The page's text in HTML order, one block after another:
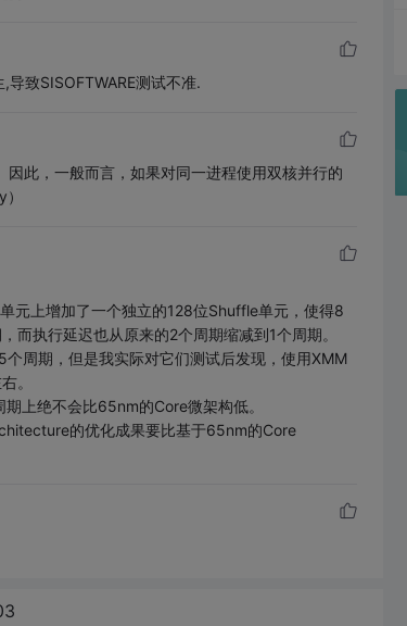
致SISOFTWARE测试不准.
此，一般而言，如果对同一进程使用双核并行的
元上增加了一个独立的128位Shuffle单元，使得8
而执行延迟也从原来的2个周期缩减到1个周期。
周期，但是我实际对它们测试后发现，使用XMM
。
上绝不会比65nm的Core微架构低。
的优化成果要比基于65nm的Core